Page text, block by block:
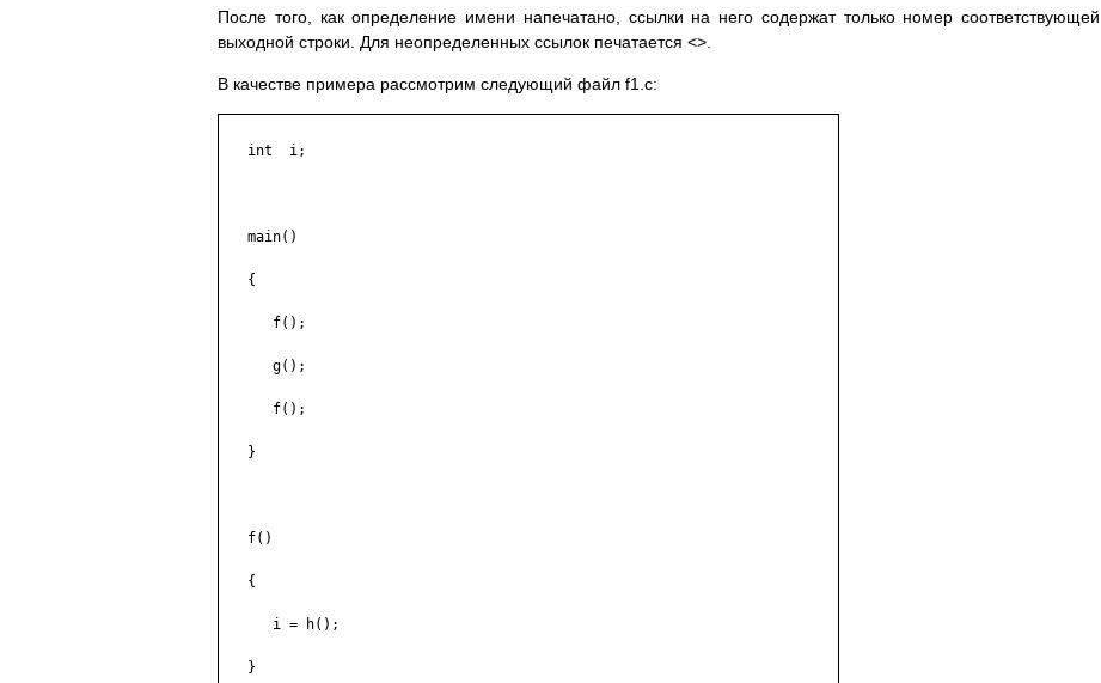
После того, как определение имени напечатано, ссылки на него содержат только номер соответствующей
выходной строки. Для неопределенных ссылок печатается <>.
В качестве примера рассмотрим следующий файл f1.c:
   int  i;
   main()
   {
      f();
      g();
      f();
   }
   f()
   {
      i = h();
   }